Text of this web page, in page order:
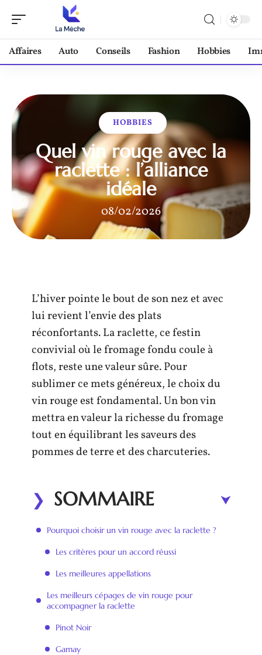
Affaires Auto Conseils Fashion Hobbies
HOBBIES
Quel vin rouge avec la
raclette : l’alliance
idéale
08/02/2026
L’hiver pointe le bout de son nez et avec
lui revient l’envie des plats
réconfortants. La raclette, ce festin
convivial où le fromage fondu coule à
flots, reste une valeur sûre. Pour
sublimer ce mets généreux, le choix du
vin rouge est fondamental. Un bon vin
mettra en valeur la richesse du fromage
tout en équilibrant les saveurs des
pommes de terre et des charcuteries.
SOMMAIRE
Pourquoi choisir un vin rouge avec la raclette ?
Les critères pour un accord réussi
Les meilleures appellations
Les meilleurs cépages de vin rouge pour
accompagner la raclette
Pinot Noir
Gamay